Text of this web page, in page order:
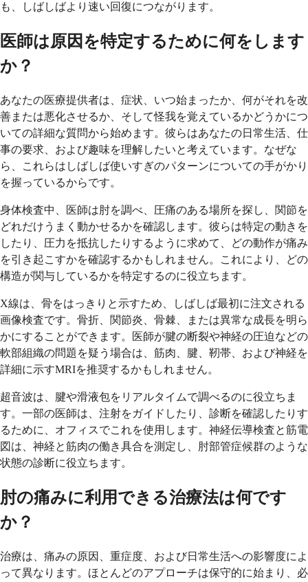
も、しばしばより速い回復につながります。
医師は原因を特定するために何をします
か？
あなたの医療提供者は、症状、いつ始まったか、何がそれを改
善または悪化させるか、そして怪我を覚えているかどうかにつ
いての詳細な質問から始めます。彼らはあなたの日常生活、仕
事の要求、および趣味を理解したいと考えています。なぜな
ら、これらはしばしば使いすぎのパターンについての手がかり
を握っているからです。
身体検査中、医師は肘を調べ、圧痛のある場所を探し、関節を
どれだけうまく動かせるかを確認します。彼らは特定の動きを
したり、圧力を抵抗したりするように求めて、どの動作が痛み
を引き起こすかを確認するかもしれません。これにより、どの
構造が関与しているかを特定するのに役立ちます。
X線は、骨をはっきりと示すため、しばしば最初に注文される
画像検査です。骨折、関節炎、骨棘、または異常な成長を明ら
かにすることができます。医師が腱の断裂や神経の圧迫などの
軟部組織の問題を疑う場合は、筋肉、腱、靭帯、および神経を
詳細に示すMRIを推奨するかもしれません。
超音波は、腱や滑液包をリアルタイムで調べるのに役立ちま
す。一部の医師は、注射をガイドしたり、診断を確認したりす
るために、オフィスでこれを使用します。神経伝導検査と筋電
図は、神経と筋肉の働き具合を測定し、肘部管症候群のような
状態の診断に役立ちます。
肘の痛みに利用できる治療法は何です
か？
治療は、痛みの原因、重症度、および日常生活への影響度によ
って異なります。ほとんどのアプローチは保守的に始まり、必